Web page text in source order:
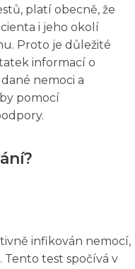
platí obecně, že
i jeho okolí
Proto je důležité
informací o
nemoci a
pomocí
infikován nemocí,
Tento test spočívá v